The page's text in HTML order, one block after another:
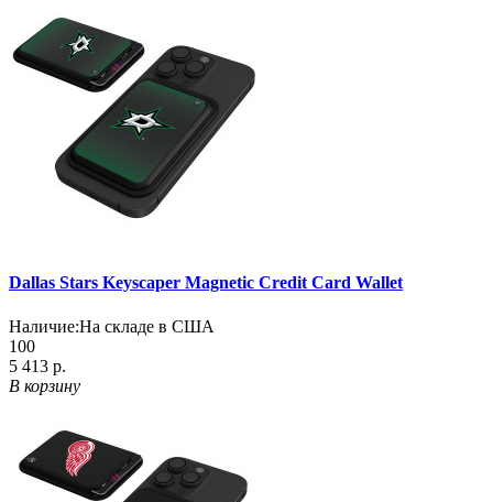
Dallas Stars Keyscaper Magnetic Credit Card Wallet
Наличие:На складе в США
100
5 413 р.
В корзину